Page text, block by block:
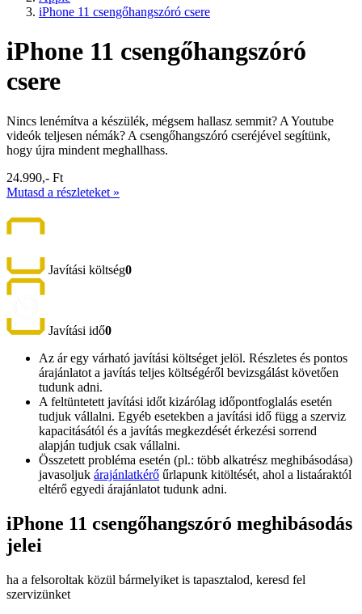
iPhone 11 csengőhangszóró csere
iPhone 11 csengőhangszóró
csere
Nincs lenémítva a készülék, mégsem hallasz semmit? A Youtube
videók teljesen némák? A csengőhangszóró cseréjével segítünk,
hogy újra mindent meghallhass.
24.990,- Ft
Mutasd a részleteket »
Javítási költség0
Javítási idő0
Az ár egy várható javítási költséget jelöl. Részletes és pontos
árajánlatot a javítás teljes költségéről bevizsgálást követően
tudunk adni.
A feltüntetett javítási időt kizárólag időpontfoglalás esetén
tudjuk vállalni. Egyéb esetekben a javítási idő függ a szerviz
kapacitásától és a javítás megkezdését érkezési sorrend
alapján tudjuk csak vállalni.
Összetett probléma esetén (pl.: több alkatrész meghibásodása)
javasoljuk árajánlatkérő űrlapunk kitöltését, ahol a listaáraktól
eltérő egyedi árajánlatot tudunk adni.
iPhone 11 csengőhangszóró meghibásodás
jelei
ha a felsoroltak közül bármelyiket is tapasztalod, keresd fel
szervizünket